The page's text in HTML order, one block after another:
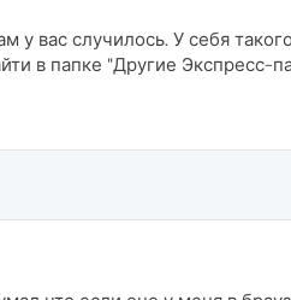
у вас случилось. У себя
в папке "Другие Экспресс-